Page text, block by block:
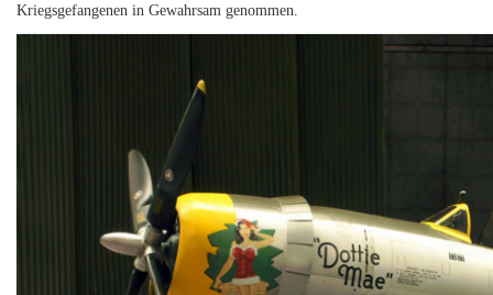
Kriegsgefangenen in Gewahrsam genommen.